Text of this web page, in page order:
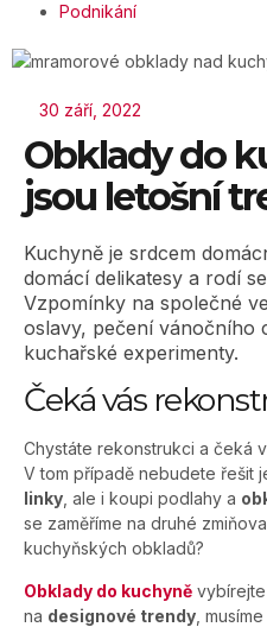
Podnikání
30 září, 2022
Obklady do
jsou letošní
Kuchyně je srdcem
domácí delikatesy a rodí
Vzpomínky na společné
oslavy, pečení vánočního
kuchařské experimenty.
Čeká vás
Chystáte rekonstrukci a čeká
V tom případě nebudete řešit
linky , ale i koupi podlahy a
se zaměříme na druhé
kuchyňských obkladů?
Obklady do kuchyně
na designové trendy ,